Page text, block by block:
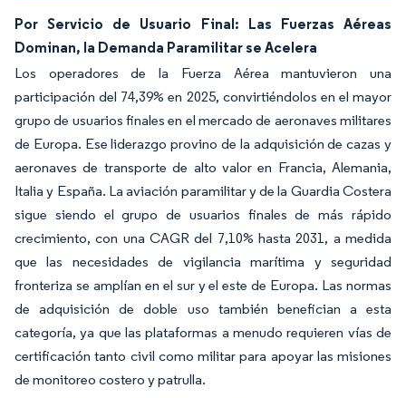
Por Servicio de Usuario Final: Las Fuerzas Aéreas
Dominan, la Demanda Paramilitar se Acelera
Los operadores de la Fuerza Aérea mantuvieron una
participación del 74,39% en 2025, convirtiéndolos en el mayor
grupo de usuarios finales en el mercado de aeronaves militares
de Europa. Ese liderazgo provino de la adquisición de cazas y
aeronaves de transporte de alto valor en Francia, Alemania,
Italia y España. La aviación paramilitar y de la Guardia Costera
sigue siendo el grupo de usuarios finales de más rápido
crecimiento, con una CAGR del 7,10% hasta 2031, a medida
que las necesidades de vigilancia marítima y seguridad
fronteriza se amplían en el sur y el este de Europa. Las normas
de adquisición de doble uso también benefician a esta
categoría, ya que las plataformas a menudo requieren vías de
certificación tanto civil como militar para apoyar las misiones
de monitoreo costero y patrulla.